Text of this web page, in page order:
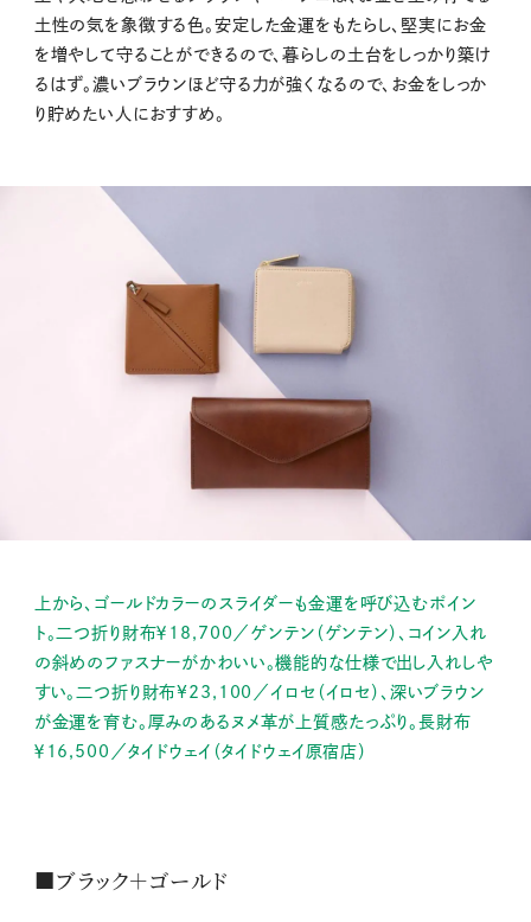
土性の気を象徴する色。安定した金運をもたらし、堅実にお金
を増やして守ることができるので、暮らしの土台をしっかり築け
るはず。濃いブラウンほど守る力が強くなるので、お金をしっか
り貯めたい人におすすめ。
上から、ゴールドカラーのスライダーも金運を呼び込むポイン
ト。二つ折り財布￥18,700／ゲンテン（ゲンテン）、コイン入れ
の斜めのファスナーがかわいい。機能的な仕様で出し入れしや
すい。二つ折り財布¥23,100／イロセ（イロセ）、深いブラウン
が金運を育む。厚みのあるヌメ革が上質感たっぷり。長財布
￥16,500／タイドウェイ（タイドウェイ原宿店）
■ブラック＋ゴールド